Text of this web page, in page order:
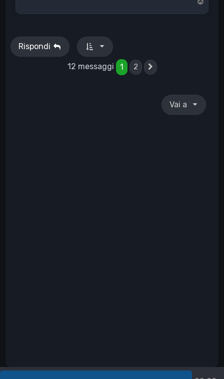
o
Rispondi
12 messaggi 1 2
Vai a